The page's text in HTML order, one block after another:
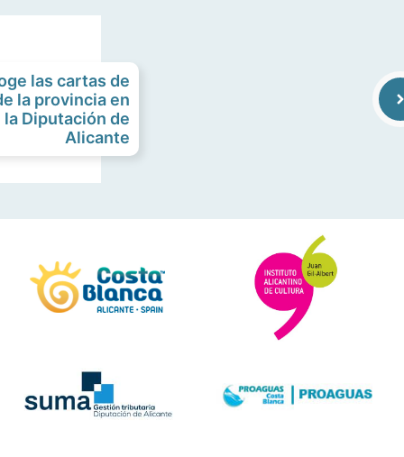
las cartas de
la provincia en
Diputación de
Alicante